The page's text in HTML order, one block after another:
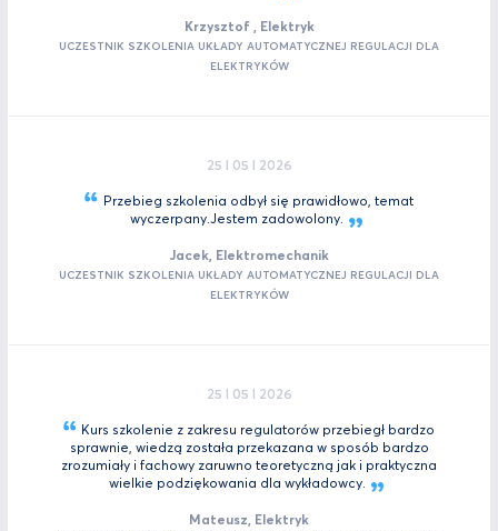
Krzysztof , Elektryk
UCZESTNIK SZKOLENIA UKŁADY AUTOMATYCZNEJ REGULACJI DLA
ELEKTRYKÓW
25 I 05 I 2026
Przebieg szkolenia odbył się prawidłowo, temat
wyczerpany.Jestem zadowolony.
Jacek, Elektromechanik
UCZESTNIK SZKOLENIA UKŁADY AUTOMATYCZNEJ REGULACJI DLA
ELEKTRYKÓW
25 I 05 I 2026
Kurs szkolenie z zakresu regulatorów przebiegł bardzo
sprawnie, wiedzą została przekazana w sposób bardzo
zrozumiały i fachowy zaruwno teoretyczną jak i praktyczna
wielkie podziękowania dla wykładowcy.
Mateusz, Elektryk